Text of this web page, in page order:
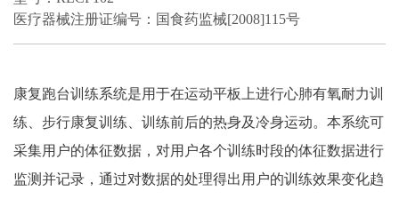
医疗器械注册证编号：国食药监械[2008]115号
康复跑台训练系统是用于在运动平板上进行心肺有氧耐力训
练、步行康复训练、训练前后的热身及冷身运动。本系统可
采集用户的体征数据，对用户各个训练时段的体征数据进行
监测并记录，通过对数据的处理得出用户的训练效果变化趋